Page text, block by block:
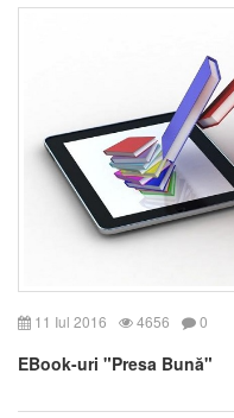
11 Iul 2016 4656 0
EBook-uri "Presa Bună"